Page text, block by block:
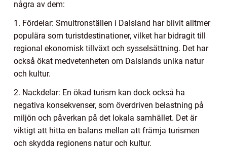
några av dem:
1. Fördelar: Smultronställen i Dalsland har blivit alltmer
populära som turistdestinationer, vilket har bidragit till
regional ekonomisk tillväxt och sysselsättning. Det har
också ökat medvetenheten om Dalslands unika natur
och kultur.
2. Nackdelar: En ökad turism kan dock också ha
negativa konsekvenser, som överdriven belastning på
miljön och påverkan på det lokala samhället. Det är
viktigt att hitta en balans mellan att främja turismen
och skydda regionens natur och kultur.